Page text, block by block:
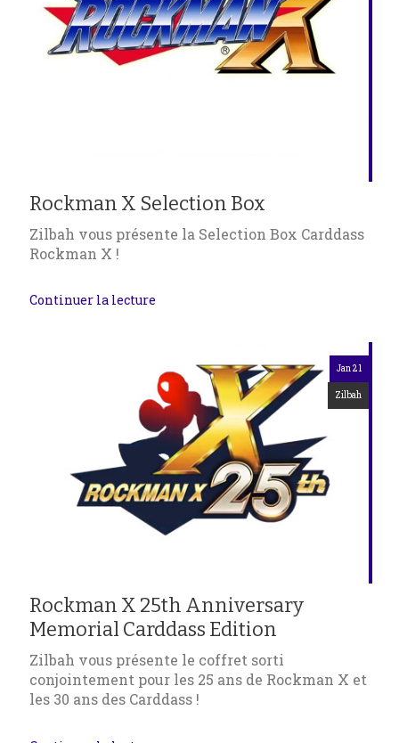
Rockman X Selection Box
Zilbah vous présente la Selection Box Carddass
Rockman X !
Continuer la lecture
Jan 21
Zilbah
Rockman X 25th Anniversary
Memorial Carddass Edition
Zilbah vous présente le coffret sorti
conjointement pour les 25 ans de Rockman X et
les 30 ans des Carddass !